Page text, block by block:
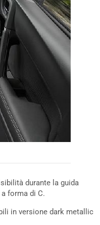
durante la guida
forma di C.
in versione dark metallic